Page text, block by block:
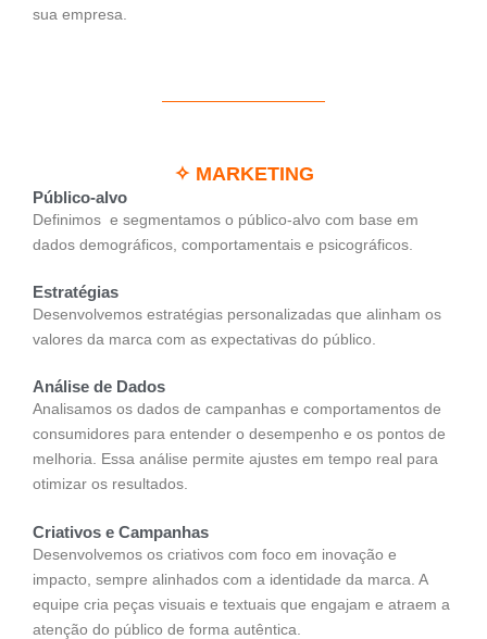
sua empresa.
✧ MARKETING
Público-alvo
Definimos e segmentamos o público-alvo com base em
dados demográficos, comportamentais e psicográficos.
Estratégias
Desenvolvemos estratégias personalizadas que alinham os
valores da marca com as expectativas do público.
Análise de Dados
Analisamos os dados de campanhas e comportamentos de
consumidores para entender o desempenho e os pontos de
melhoria. Essa análise permite ajustes em tempo real para
otimizar os resultados.
Criativos e Campanhas
Desenvolvemos os criativos com foco em inovação e
impacto, sempre alinhados com a identidade da marca. A
equipe cria peças visuais e textuais que engajam e atraem a
atenção do público de forma autêntica.